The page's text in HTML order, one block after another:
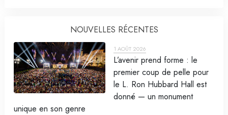
NOUVELLES RÉCENTES
1 AOÛT 2026
L’avenir prend forme : le
premier coup de pelle pour
le L. Ron Hubbard Hall est
donné — un monument
unique en son genre